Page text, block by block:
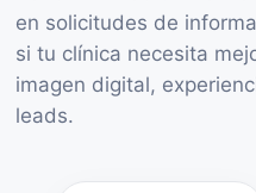
en solicitudes de
si tu clínica necesita
imagen digital,
leads.